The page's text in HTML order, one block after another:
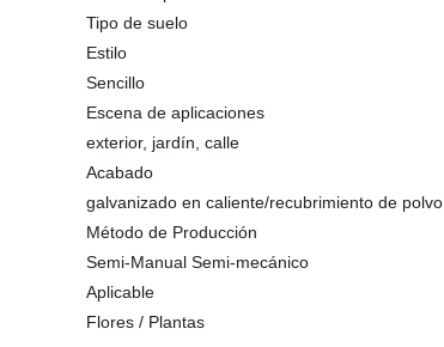
Tipo de suelo
Estilo
Sencillo
Escena de aplicaciones
exterior, jardín, calle
Acabado
galvanizado en caliente/recubrimiento de polvo
Método de Producción
Semi-Manual Semi-mecánico
Aplicable
Flores / Plantas